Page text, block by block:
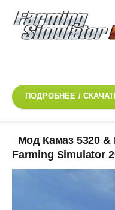
ПОДРОБНЕЕ /
Мод Камаз 5320 &
Farming Simulator